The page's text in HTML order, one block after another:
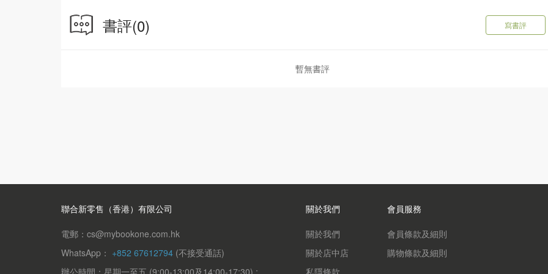
書評(0) 寫書評
暫無書評
聯合新零售（香港）有限公司
電郵：cs@mybookone.com.hk
WhatsApp： +852 67612794 (不接受通話)
辦公時間：星期一至五 (9:00-13:00及14:00-17:30) ;
關於我們
關於我們
關於店中店
私隱條款
會員服務
會員條款及細則
購物條款及細則